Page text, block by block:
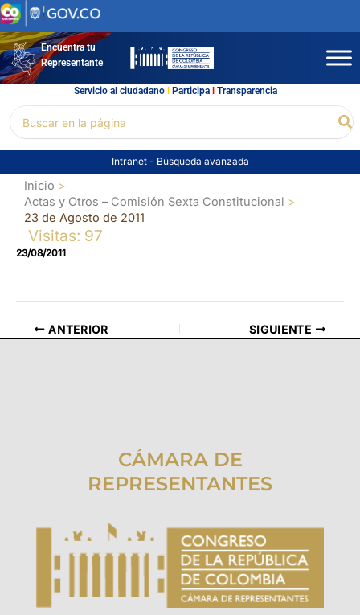
Ir
al
contenidoEncuentra tu
Representante
Servicio al ciudadano l Participal Transparencia
por:
Intranet - Búsqueda avanzada
Inicio
Actas y Otros – Comisión Sexta Constitucional
23 de Agosto de 2011
Visitas: 97
23/08/2011
ANTERIOR SIGUIENTE
CÁMARA DE
REPRESENTANTES